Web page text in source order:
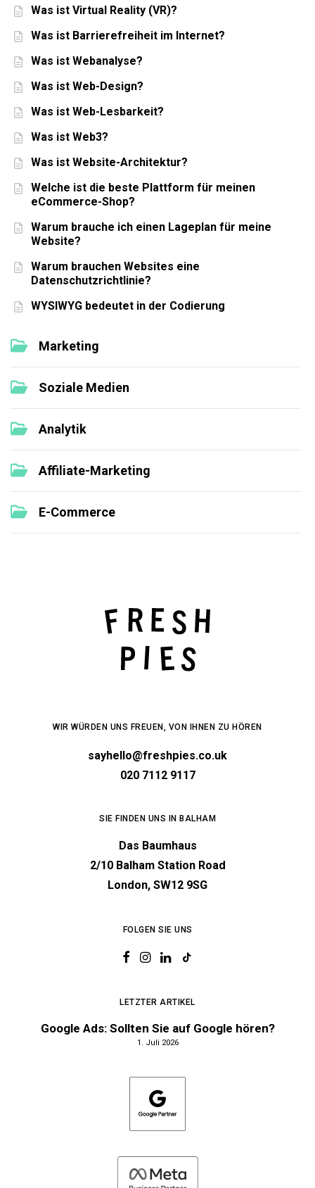
Was ist Virtual Reality (VR)?
Was ist Barrierefreiheit im Internet?
Was ist Webanalyse?
Was ist Web-Design?
Was ist Web-Lesbarkeit?
Was ist Web3?
Was ist Website-Architektur?
Welche ist die beste Plattform für meinen
eCommerce-Shop?
Warum brauche ich einen Lageplan für meine
Website?
Warum brauchen Websites eine
Datenschutzrichtlinie?
WYSIWYG bedeutet in der Codierung
Marketing
Soziale Medien
Analytik
Affiliate-Marketing
E-Commerce
WIR WÜRDEN UNS FREUEN, VON IHNEN ZU HÖREN
sayhello@freshpies.co.uk
020 7112 9117
SIE FINDEN UNS IN BALHAM
Das Baumhaus
2/10 Balham Station Road
London, SW12 9SG
FOLGEN SIE UNS
LETZTER ARTIKEL
Google Ads: Sollten Sie auf Google hören?
1. Juli 2026